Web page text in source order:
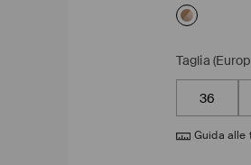
Taglia
36
Guida alle